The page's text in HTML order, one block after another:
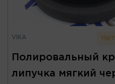
VIKA
Полировальный
липучка мягкий